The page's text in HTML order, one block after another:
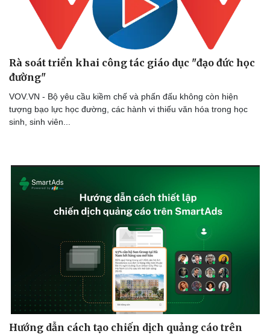
Doanh nghiệp
Thông tin doanh nghiệp
Doanh nghiệp 24h
Doanh nhân
Vì cộng đồng
Công nghệ
Trải nghiệm
Chuyển đổi số
Rà soát triển khai công tác giáo dục "đạo đức học
đường"
VOV.VN - Bộ yêu cầu kiềm chế và phấn đấu không còn hiện
tượng bạo lực học đường, các hành vi thiếu văn hóa trong học
sinh, sinh viên...
Hướng dẫn cách tạo chiến dịch quảng cáo trên